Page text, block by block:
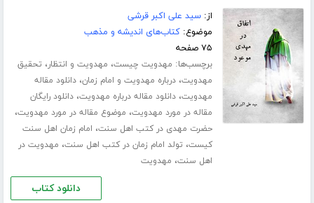
از:سید علی اکبر قرشی
موضوع:کتاب‌های اندیشه و مذهب
۷۵ صفحه
برچسب‌ها: مهدویت چیست، مهدویت و انتظار، تحقیق
مهدویت،درباره مهدویت و امام زمان،دانلود مقاله
مهدویت،دانلود مقاله درباره مهدویت،دانلود رایگان
مقاله در مورد مهدویت، موضوع مقاله در مورد مهدویت،
حضرت مهدی در کتب اهل سنت، امام زمان اهل سنت
کیست، تولد امام زمان در کتب اهل سنت، مهدویت در
اهل سنت، مهدویت
دانلود کتاب